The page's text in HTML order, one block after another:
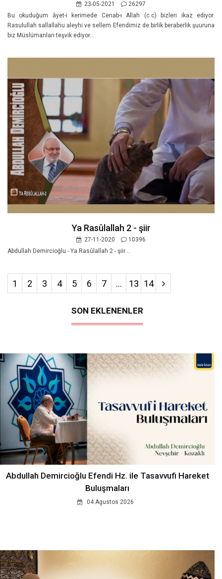
23-05-2021
26297
Bu okuduğum âyet-i kerimede Cenab-ı Allah (c.c) bizleri ikaz ediyor.
Rasulullah sallallahu aleyhi ve sellem Efendimiz de birlik beraberlik şuuruna
biz Müslümanları teşvik ediyor...
Ya Rasûlallah 2 - şiir
27-11-2020
10396
Abdullah Demircioğlu - Ya Rasûlallah 2 - şiir ..
1 2 3 4 5 6 7 ... 13 14
SON EKLENENLER
Abdullah Demircioğlu Efendi Hz. ile Tasavvufi Hareket
Buluşmaları
04 Agustos 2026